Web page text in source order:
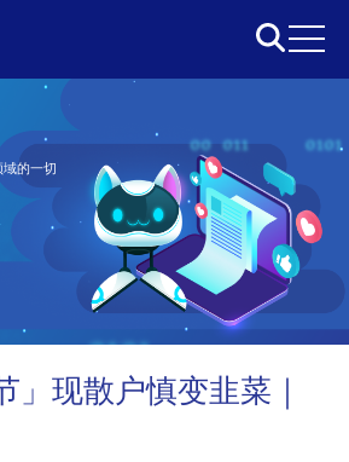
的一切
」现散户慎变韭菜｜